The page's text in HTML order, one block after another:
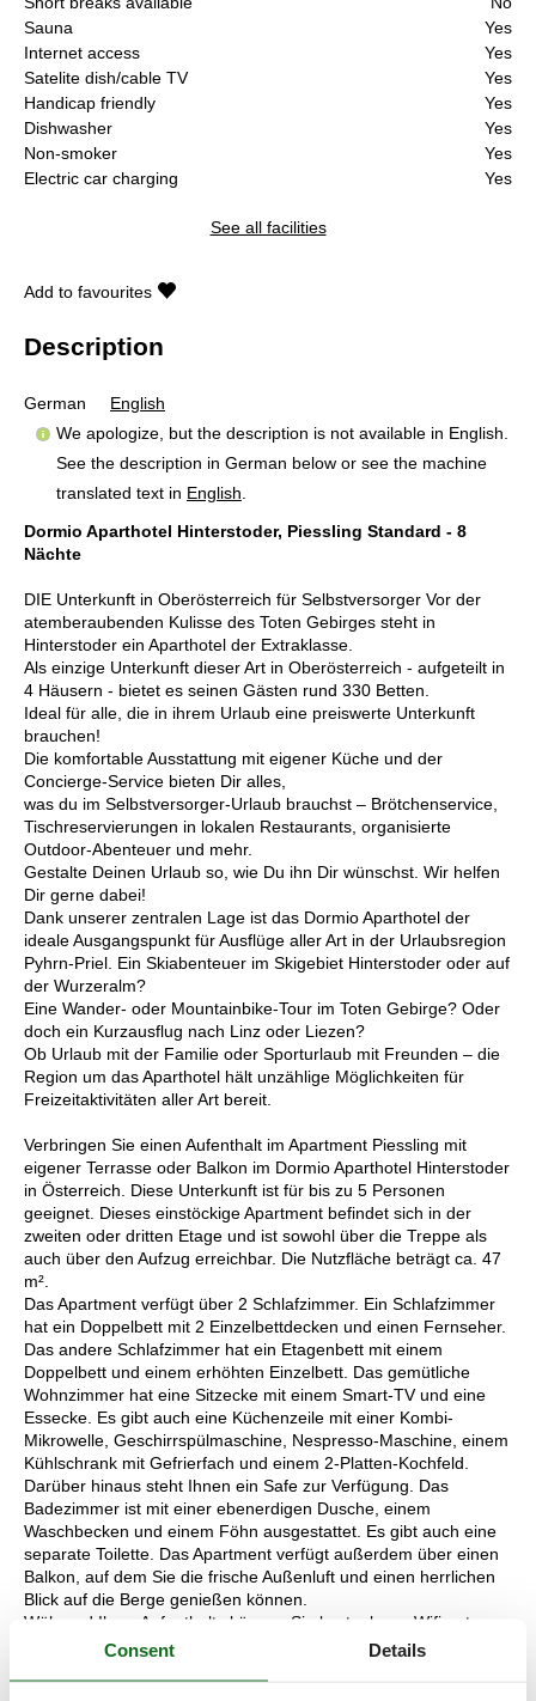
Sauna
Yes
Internet access
Yes
Satelite dish/cable TV
Yes
Handicap friendly
Yes
Dishwasher
Yes
Non-smoker
Yes
Electric car charging
Yes
See all facilities
Add to favourites
Description
German
English
We apologize, but the description is not available in English.
See the description in German below or see the machine
translated text in English
Dormio Aparthotel Hinterstoder, Piessling Standard - 8
Nächte
DIE Unterkunft in Oberösterreich für Selbstversorger Vor der
atemberaubenden Kulisse des Toten Gebirges steht in
Hinterstoder ein Aparthotel der Extraklasse.
Als einzige Unterkunft dieser Art in Oberösterreich - aufgeteilt in
4 Häusern - bietet es seinen Gästen rund 330 Betten.
Ideal für alle, die in ihrem Urlaub eine preiswerte Unterkunft
brauchen!
Die komfortable Ausstattung mit eigener Küche und der
Concierge-Service bieten Dir alles,
was du im Selbstversorger-Urlaub brauchst – Brötchenservice,
Tischreservierungen in lokalen Restaurants, organisierte
Outdoor-Abenteuer und mehr.
Gestalte Deinen Urlaub so, wie Du ihn Dir wünschst. Wir helfen
Dir gerne dabei!
Dank unserer zentralen Lage ist das Dormio Aparthotel der
ideale Ausgangspunkt für Ausflüge aller Art in der Urlaubsregion
Pyhrn-Priel. Ein Skiabenteuer im Skigebiet Hinterstoder oder auf
der Wurzeralm?
Eine Wander- oder Mountainbike-Tour im Toten Gebirge? Oder
doch ein Kurzausflug nach Linz oder Liezen?
Ob Urlaub mit der Familie oder Sporturlaub mit Freunden – die
Region um das Aparthotel hält unzählige Möglichkeiten für
Freizeitaktivitäten aller Art bereit.
Verbringen Sie einen Aufenthalt im Apartment Piessling mit
eigener Terrasse oder Balkon im Dormio Aparthotel Hinterstoder
in Österreich. Diese Unterkunft ist für bis zu 5 Personen
geeignet. Dieses einstöckige Apartment befindet sich in der
zweiten oder dritten Etage und ist sowohl über die Treppe als
auch über den Aufzug erreichbar. Die Nutzfläche beträgt ca. 47
m².
Das Apartment verfügt über 2 Schlafzimmer. Ein Schlafzimmer
hat ein Doppelbett mit 2 Einzelbettdecken und einen Fernseher.
Das andere Schlafzimmer hat ein Etagenbett mit einem
Doppelbett und einem erhöhten Einzelbett. Das gemütliche
Wohnzimmer hat eine Sitzecke mit einem Smart-TV und eine
Essecke. Es gibt auch eine Küchenzeile mit einer Kombi-
Mikrowelle, Geschirrspülmaschine, Nespresso-Maschine, einem
Kühlschrank mit Gefrierfach und einem 2-Platten-Kochfeld.
Darüber hinaus steht Ihnen ein Safe zur Verfügung. Das
Badezimmer ist mit einer ebenerdigen Dusche, einem
Waschbecken und einem Föhn ausgestattet. Es gibt auch eine
separate Toilette. Das Apartment verfügt außerdem über einen
Balkon, auf dem Sie die frische Außenluft und einen herrlichen
Blick auf die Berge genießen können.
Während Ihres Aufenthalts können Sie kostenloses Wifi nutzen
und Ihr Auto auf dem Parkplatz direkt vor dem Hotel abstellen.
Consent Details